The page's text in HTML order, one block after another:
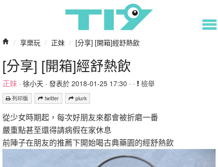
/ 享樂玩 / 正妹 / [分享] [開箱]經舒熱飲
[分享] [開箱]經舒熱飲
正妹 · 徐小天 · 發表於 2018-01-25 17:30 · · 檢舉
列印版 twitter plurk
從少女時期起，每次好朋友來都會被折磨一番
嚴重點甚至還得請病假在家休息
前陣子在朋友的推薦下開始喝古典藥園的經舒熱飲